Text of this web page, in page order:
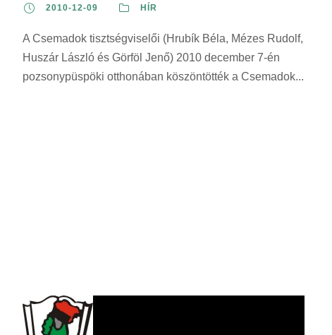
2010-12-09 HÍR
A Csemadok tisztségviselői (Hrubík Béla, Mézes Rudolf,
Huszár László és Görföl Jenő) 2010 december 7-én
pozsonypüspöki otthonában köszöntötték a Csemadok...